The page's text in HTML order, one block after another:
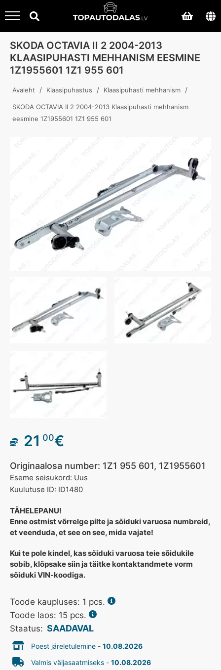
SKODA OCTAVIA II 2 2004-2013
KLAASIPUHASTI MEHHANISM EESMINE
1Z1955601 1Z1 955 601
Avaleht / Klaasipuhastus / Klaasipuhasti mehhanism /
SKODA OCTAVIA II 2 2004-2013 Klaasipuhasti mehhanism
eesmine 1Z1955601 1Z1 955 601
21 00€
Originaalosa number: 1Z1 955 601, 1Z1955601
Eseme seisukord: Uus
Kuulutuse ID: ID1480
TÄHELEPANU!
Enne ostmist võrrelge pilte ja sõiduki varuosa numbreid,
et veenduda, et see on see, mida vajate!
Kui te pole kindel, kas sõiduki varuosa teie sõidukile
sobib, klõpsake siin ja täitke kontaktandmete vorm
sõiduki VIN-koodiga.
Toode kaupluses: 1 pcs.
Toode laos: 15 pcs.
Staatus: SAADAVAL
Poest järeletulemine - 10.08.2026
Valmis väljasaatmiseks - 10.08.2026